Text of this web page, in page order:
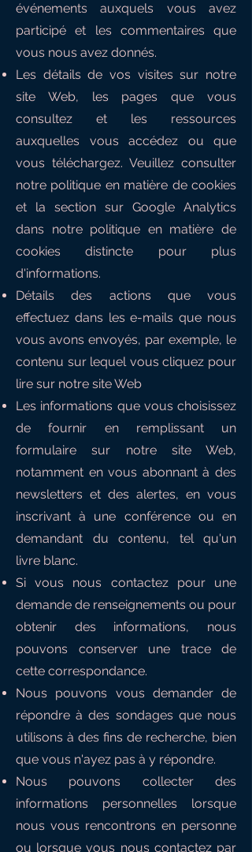
événements auxquels vous avez
participé et les commentaires que
vous nous avez donnés.
Les détails de vos visites sur notre
site Web, les pages que vous
consultez et les ressources
auxquelles vous accédez ou que
vous téléchargez. Veuillez consulter
notre politique en matière de cookies
et la section sur Google Analytics
dans notre politique en matière de
cookies distincte pour plus
d'informations.
Détails des actions que vous
effectuez dans les e-mails que nous
vous avons envoyés, par exemple, le
contenu sur lequel vous cliquez pour
lire sur notre site Web
Les informations que vous choisissez
de fournir en remplissant un
formulaire sur notre site Web,
notamment en vous abonnant à des
newsletters et des alertes, en vous
inscrivant à une conférence ou en
demandant du contenu, tel qu'un
livre blanc.
Si vous nous contactez pour une
demande de renseignements ou pour
obtenir des informations, nous
pouvons conserver une trace de
cette correspondance.
Nous pouvons vous demander de
répondre à des sondages que nous
utilisons à des fins de recherche, bien
que vous n'ayez pas à y répondre.
Nous pouvons collecter des
informations personnelles lorsque
nous vous rencontrons en personne
ou lorsque vous nous contactez par